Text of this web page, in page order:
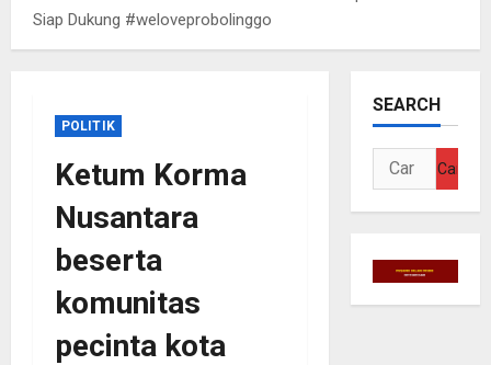
Siap Dukung #weloveprobolinggo
POLITIK
Ketum Korma
Nusantara
beserta
komunitas
pecinta kota
SEARCH
Cari
untuk: